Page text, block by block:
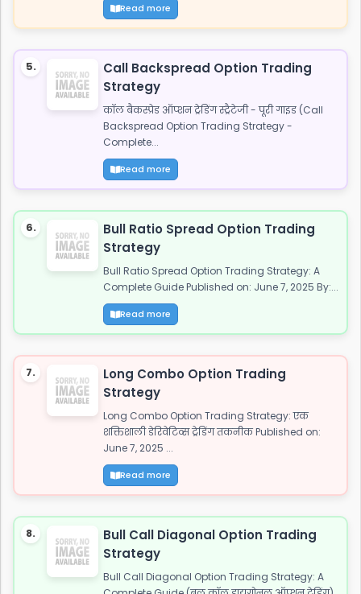
Read more
5.
Call Backspread Option Trading
Strategy
कॉल बैकस्प्रेड ऑप्शन ट्रेडिंग स्ट्रैटेजी - पूरी गाइड (Call
Backspread Option Trading Strategy -
Complete...
Read more
6.
Bull Ratio Spread Option Trading
Strategy
Bull Ratio Spread Option Trading Strategy: A
Complete Guide Published on: June 7, 2025 By:...
Read more
7.
Long Combo Option Trading
Strategy
Long Combo Option Trading Strategy: एक
शक्तिशाली डेरिवेटिव्स ट्रेडिंग तकनीक Published on:
June 7, 2025 ...
Read more
8.
Bull Call Diagonal Option Trading
Strategy
Bull Call Diagonal Option Trading Strategy: A